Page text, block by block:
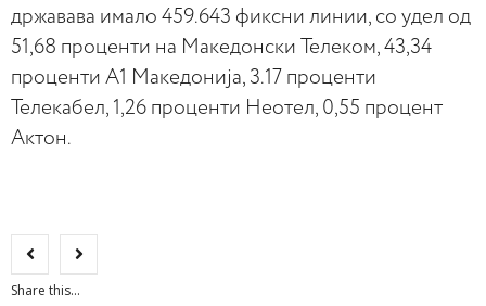
државава имало 459.643 фиксни линии, со удел од
51,68 проценти на Македонски Телеком, 43,34
проценти А1 Македонија, 3.17 проценти
Телекабел, 1,26 проценти Неотел, 0,55 процент
Актон.
Share this...